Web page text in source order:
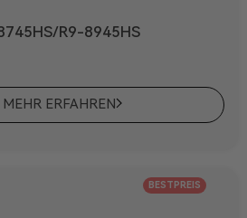
R9-8945HS
MEHR ERFAHREN
BESTPREIS